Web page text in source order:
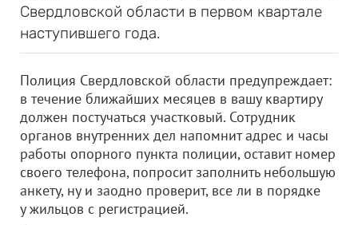
Свердловской области в первом квартале
наступившего года.
Полиция Свердловской области предупреждает:
в течение ближайших месяцев в вашу квартиру
должен постучаться участковый. Сотрудник
органов внутренних дел напомнит адрес и часы
работы опорного пункта полиции, оставит номер
своего телефона, попросит заполнить небольшую
анкету, ну и заодно проверит, все ли в порядке
у жильцов с регистрацией.